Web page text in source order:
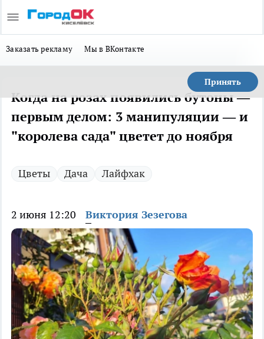
Заказать рекламу Мы в ВКонтакте
Принять
Когда на розах появились бутоны —
первым делом: 3 манипуляции — и
"королева сада" цветет до ноября
Цветы Дача Лайфхак
2 июня 12:20 Виктория Зезегова